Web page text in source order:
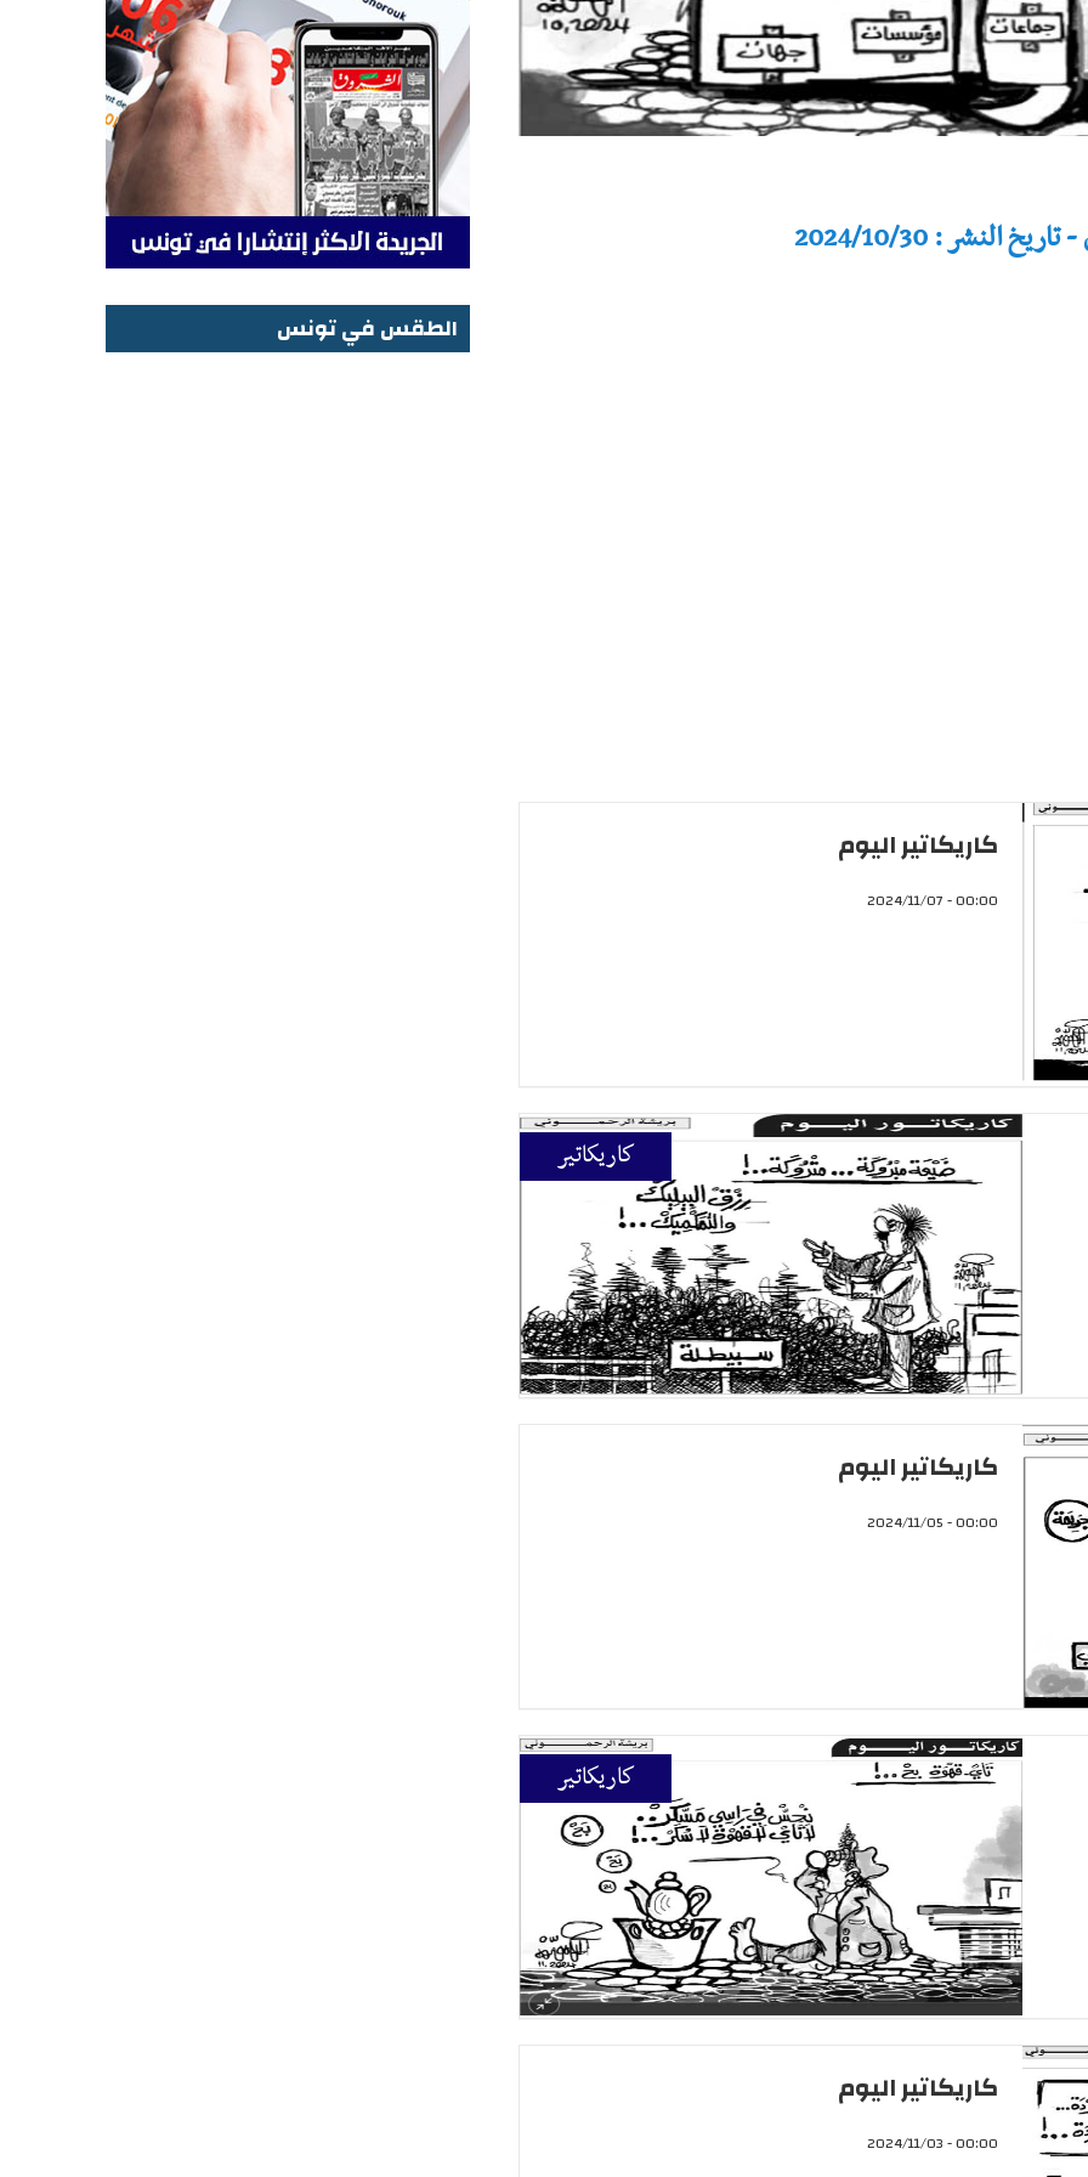
: 2024/10/30
كاريكاتير اليوم
00:00 - 2024/11/07
كاريكاتير
كاريكاتير اليوم
00:00 - 2024/11/05
كاريكاتير
كاريكاتير اليوم
00:00 - 2024/11/03
الطقس في تونس